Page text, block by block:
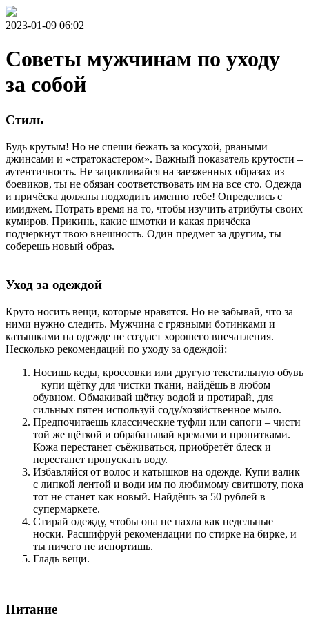
2023-01-09 06:02
Советы мужчинам по уходу
за собой
Стиль
Будь крутым! Но не спеши бежать за косухой, рваными
джинсами и «стратокастером». Важный показатель крутости –
аутентичность. Не зацикливайся на заезженных образах из
боевиков, ты не обязан соответствовать им на все сто. Одежда
и причёска должны подходить именно тебе! Определись с
имиджем. Потрать время на то, чтобы изучить атрибуты своих
кумиров. Прикинь, какие шмотки и какая причёска
подчеркнут твою внешность. Один предмет за другим, ты
соберешь новый образ.
Уход за одеждой
Круто носить вещи, которые нравятся. Но не забывай, что за
ними нужно следить. Мужчина с грязными ботинками и
катышками на одежде не создаст хорошего впечатления.
Несколько рекомендаций по уходу за одеждой:
Носишь кеды, кроссовки или другую текстильную обувь
– купи щётку для чистки ткани, найдёшь в любом
обувном. Обмакивай щётку водой и протирай, для
сильных пятен используй соду/хозяйственное мыло.
Предпочитаешь классические туфли или сапоги – чисти
той же щёткой и обрабатывай кремами и пропитками.
Кожа перестанет съёживаться, приобретёт блеск и
перестанет пропускать воду.
Избавляйся от волос и катышков на одежде. Купи валик
с липкой лентой и води им по любимому свитшоту, пока
тот не станет как новый. Найдёшь за 50 рублей в
супермаркете.
Стирай одежду, чтобы она не пахла как недельные
носки. Расшифруй рекомендации по стирке на бирке, и
ты ничего не испортишь.
Гладь вещи.
Питание